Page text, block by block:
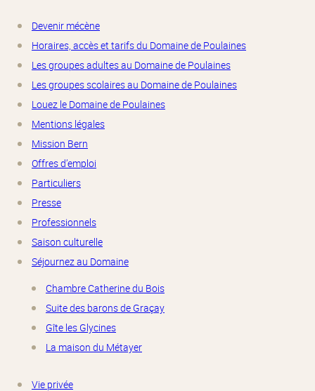
Devenir mécène
Horaires, accès et tarifs du Domaine de Poulaines
Les groupes adultes au Domaine de Poulaines
Les groupes scolaires au Domaine de Poulaines
Louez le Domaine de Poulaines
Mentions légales
Mission Bern
Offres d’emploi
Particuliers
Presse
Professionnels
Saison culturelle
Séjournez au Domaine
Chambre Catherine du Bois
Suite des barons de Graçay
Gîte les Glycines
La maison du Métayer
Vie privée